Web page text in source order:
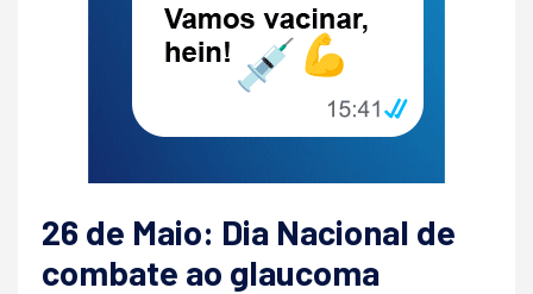
26 de Maio: Dia Nacional de
combate ao glaucoma